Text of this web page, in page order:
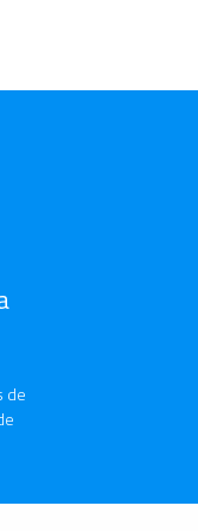
de